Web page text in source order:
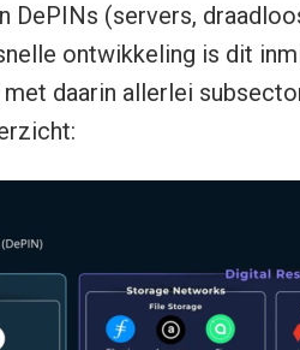
DePINs (servers,
ontwikkeling is dit
daarin allerlei